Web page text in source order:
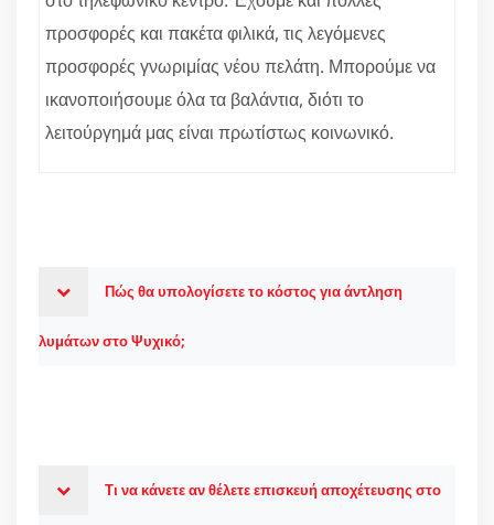
προσφορές και πακέτα φιλικά, τις λεγόμενες
προσφορές γνωριμίας νέου πελάτη. Μπορούμε να
ικανοποιήσουμε όλα τα βαλάντια, διότι το
λειτούργημά μας είναι πρωτίστως κοινωνικό.
Πώς θα υπολογίσετε το κόστος για άντληση
λυμάτων στο Ψυχικό;
Τι να κάνετε αν θέλετε επισκευή αποχέτευσης στο